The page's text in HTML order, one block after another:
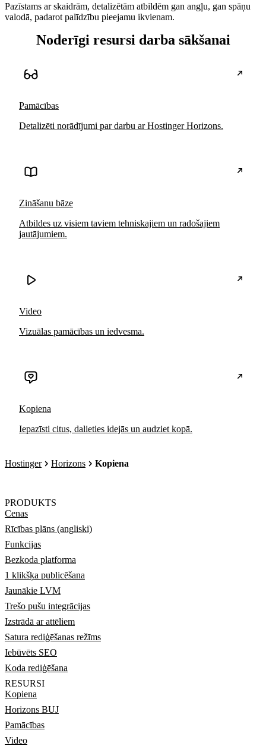
Pazīstams ar skaidrām, detalizētām atbildēm gan angļu, gan spāņu
valodā, padarot palīdzību pieejamu ikvienam.
Noderīgi resursi darba sākšanai
Pamācības
Detalizēti norādījumi par darbu ar Hostinger Horizons.
Zināšanu bāze
Atbildes uz visiem taviem tehniskajiem un radošajiem
jautājumiem.
Video
Vizuālas pamācības un iedvesma.
Kopiena
Iepazīsti citus, dalieties idejās un audziet kopā.
Hostinger Horizons Kopiena
PRODUKTS
Cenas
Rīcības plāns (angliski)
Funkcijas
Bezkoda platforma
1 klikšķa publicēšana
Jaunākie LVM
Trešo pušu integrācijas
Izstrādā ar attēliem
Satura rediģēšanas režīms
Iebūvēts SEO
Koda rediģēšana
RESURSI
Kopiena
Horizons BUJ
Pamācības
Video